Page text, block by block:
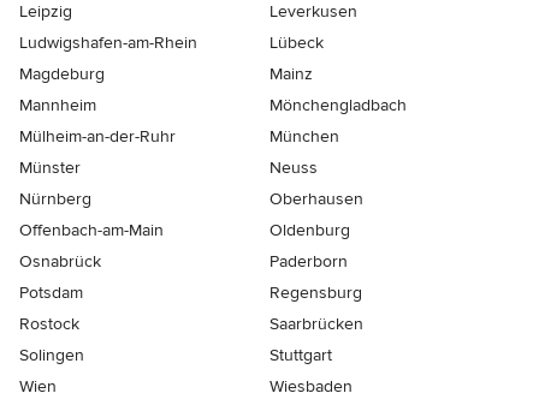
Leipzig
Leverkusen
Ludwigshafen-am-Rhein
Lübeck
Magdeburg
Mainz
Mannheim
Mönchen­gladbach
Mülheim-an-der-Ruhr
München
Münster
Neuss
Nürnberg
Oberhausen
Offenbach-am-Main
Oldenburg
Osnabrück
Paderborn
Potsdam
Regensburg
Rostock
Saarbrücken
Solingen
Stuttgart
Wien
Wiesbaden